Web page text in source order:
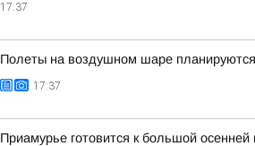
17:37
Полеты на воздушном шаре
17:37
Приамурье готовится к большой осенней